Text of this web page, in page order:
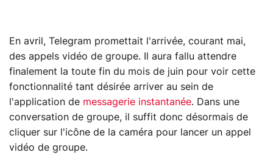
En avril, Telegram promettait l'arrivée, courant mai,
des appels vidéo de groupe. Il aura fallu attendre
finalement la toute fin du mois de juin pour voir cette
fonctionnalité tant désirée arriver au sein de
l'application de messagerie instantanée. Dans une
conversation de groupe, il suffit donc désormais de
cliquer sur l'icône de la caméra pour lancer un appel
vidéo de groupe.